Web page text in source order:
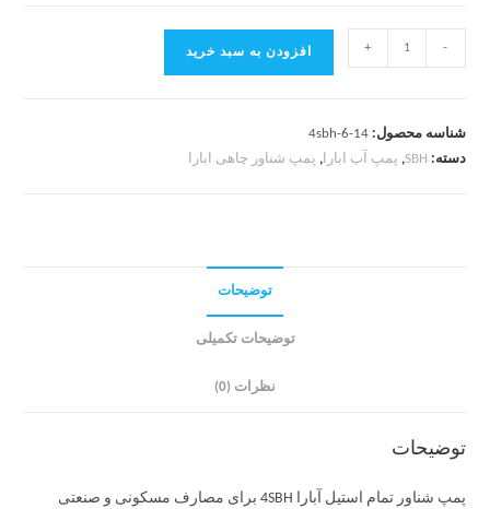
-
+ افزودن به سبد خرید
شناسه محصول:4sbh-6-14
دسته: SBH
, پمپ آب ابارا, پمپ شناور چاهی ابارا
توضیحات
توضیحات تکمیلی
نظرات (0)
توضیحات
پمپ شناور تمام استیل آبارا 4SBH برای مصارف مسکونی و صنعتی